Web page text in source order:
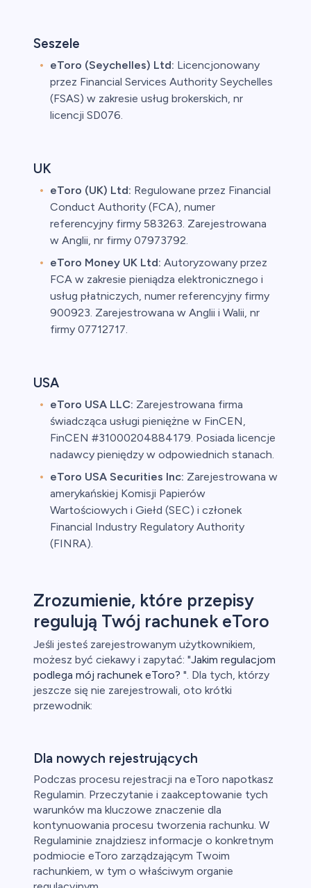
Seszele
eToro (Seychelles) Ltd: Licencjonowany
przez Financial Services Authority Seychelles
(FSAS) w zakresie usług brokerskich, nr
licencji SD076.
UK
eToro (UK) Ltd: Regulowane przez Financial
Conduct Authority (FCA), numer
referencyjny firmy 583263. Zarejestrowana
w Anglii, nr firmy 07973792.
eToro Money UK Ltd: Autoryzowany przez
FCA w zakresie pieniądza elektronicznego i
usług płatniczych, numer referencyjny firmy
900923. Zarejestrowana w Anglii i Walii, nr
firmy 07712717.
USA
eToro USA LLC: Zarejestrowana firma
świadcząca usługi pieniężne w FinCEN,
FinCEN #31000204884179. Posiada licencje
nadawcy pieniędzy w odpowiednich stanach.
eToro USA Securities Inc: Zarejestrowana w
amerykańskiej Komisji Papierów
Wartościowych i Giełd (SEC) i członek
Financial Industry Regulatory Authority
(FINRA).
Zrozumienie, które przepisy
regulują Twój rachunek eToro
Jeśli jesteś zarejestrowanym użytkownikiem,
możesz być ciekawy i zapytać: "Jakim regulacjom
podlega mój rachunek eToro? ". Dla tych, którzy
jeszcze się nie zarejestrowali, oto krótki
przewodnik:
Dla nowych rejestrujących
Podczas procesu rejestracji na eToro napotkasz
Regulamin. Przeczytanie i zaakceptowanie tych
warunków ma kluczowe znaczenie dla
kontynuowania procesu tworzenia rachunku. W
Regulaminie znajdziesz informacje o konkretnym
podmiocie eToro zarządzającym Twoim
rachunkiem, w tym o właściwym organie